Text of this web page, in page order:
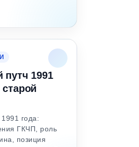
путч 1991
1991 года:
ГКЧП, роль
позиция